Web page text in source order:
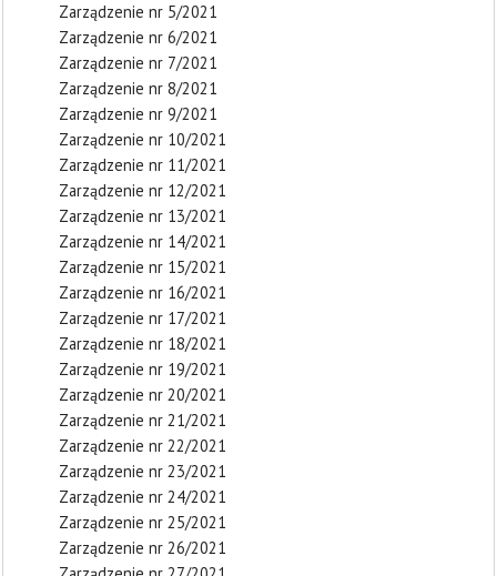
Zarządzenie nr 5/2021
Zarządzenie nr 6/2021
Zarządzenie nr 7/2021
Zarządzenie nr 8/2021
Zarządzenie nr 9/2021
Zarządzenie nr 10/2021
Zarządzenie nr 11/2021
Zarządzenie nr 12/2021
Zarządzenie nr 13/2021
Zarządzenie nr 14/2021
Zarządzenie nr 15/2021
Zarządzenie nr 16/2021
Zarządzenie nr 17/2021
Zarządzenie nr 18/2021
Zarządzenie nr 19/2021
Zarządzenie nr 20/2021
Zarządzenie nr 21/2021
Zarządzenie nr 22/2021
Zarządzenie nr 23/2021
Zarządzenie nr 24/2021
Zarządzenie nr 25/2021
Zarządzenie nr 26/2021